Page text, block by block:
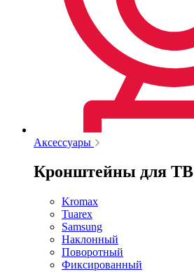
Аксессуары
Кронштейны для ТВ
Kromax
Tuarex
Samsung
Наклонный
Поворотный
Фиксированный